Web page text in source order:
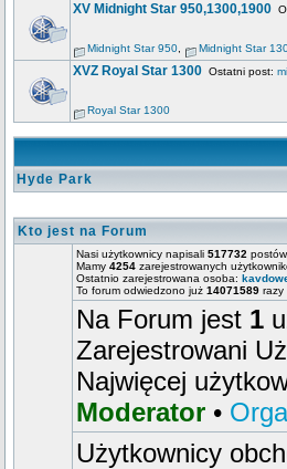
XV Midnight Star 950,1300,1900
Midnight Star 950 Midnight Star
XVZ Royal Star 1300 Ostatni post:
Royal Star 1300
Hyde Park
Kto jest na Forum
Nasi użytkownicy napisali 517732
Mamy 4254 zarejestrowanych
Ostatnio zarejestrowana osoba:
To forum odwiedzono już 14071589 razy
Na Forum jest 1
Zarejestrowani
Najwięcej
Moderator •
Użytkownicy